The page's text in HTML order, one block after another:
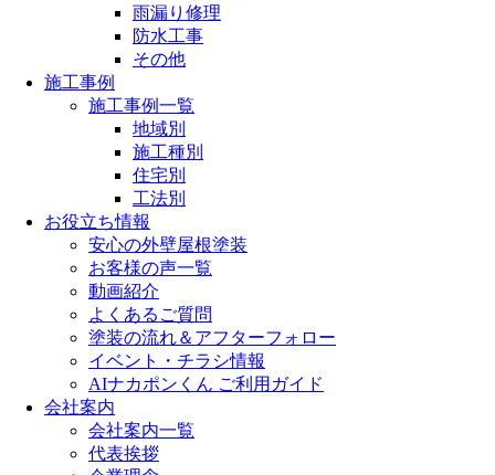
雨漏り修理
防水工事
その他
施工事例
施工事例一覧
地域別
施工種別
住宅別
工法別
お役立ち情報
安心の外壁屋根塗装
お客様の声一覧
動画紹介
よくあるご質問
塗装の流れ＆アフターフォロー
イベント・チラシ情報
AIナカポンくん ご利用ガイド
会社案内
会社案内一覧
代表挨拶